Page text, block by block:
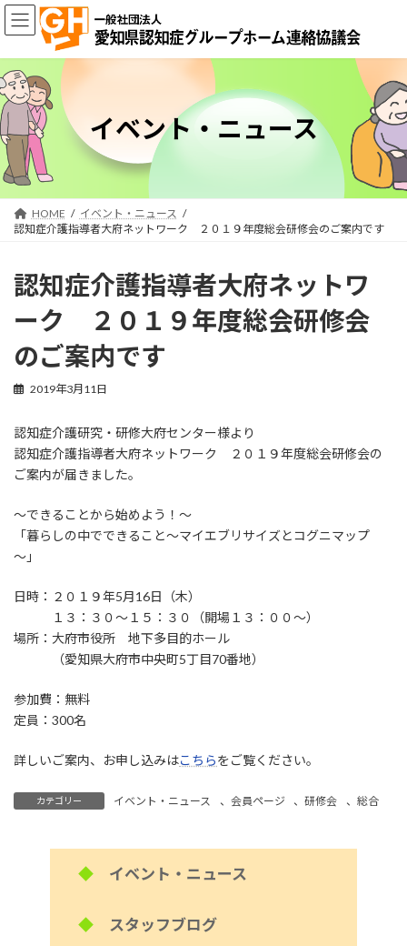
コ
ン
ン
ツ
へ
ス
キ
ッ
プ
ナ
ビ
ー
シ
ョ
ン
に
移
動
イベント・ニュース
HOME
イベント・ニュース
認知症介護指導者大府ネットワーク ２０１９年度総会研修会のご案内です
認知症介護指導者大府ネットワ
ーク ２０１９年度総会研修会
のご案内です
2019年3月11日
認知症介護研究・研修大府センター様より
認知症介護指導者大府ネットワーク ２０１９年度総会研修会の
ご案内が届きました。
～できることから始めよう！～
「暮らしの中でできること～マイエブリサイズとコグニマップ
～」
日時：２０１９年5月16日（木）
１３：３０～１５：３０（開場１３：００～）
場所：大府市役所 地下多目的ホール
（愛知県大府市中央町5丁目70番地）
参加費：無料
定員：300名
詳しいご案内、お申し込みはこちらをご覧ください。
カテゴリー イベント・ニュース 、 会員ページ 、研修会 、 総合
◆ イベント・ニュース
◆ スタッフブログ